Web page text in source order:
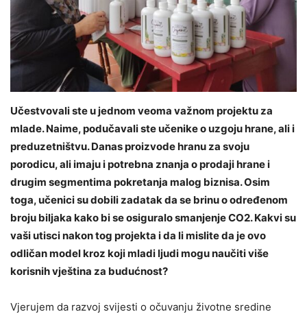
Učestvovali ste u jednom veoma važnom projektu za
mlade. Naime, podučavali ste učenike o uzgoju hrane, ali i
preduzetništvu. Danas proizvode hranu za svoju
porodicu, ali imaju i potrebna znanja o prodaji hrane i
drugim segmentima pokretanja malog biznisa. Osim
toga, učenici su dobili zadatak da se brinu o određenom
broju biljaka kako bi se osiguralo smanjenje CO2. Kakvi su
vaši utisci nakon tog projekta i da li mislite da je ovo
odličan model kroz koji mladi ljudi mogu naučiti više
korisnih vještina za budućnost?
Vjerujem da razvoj svijesti o očuvanju životne sredine